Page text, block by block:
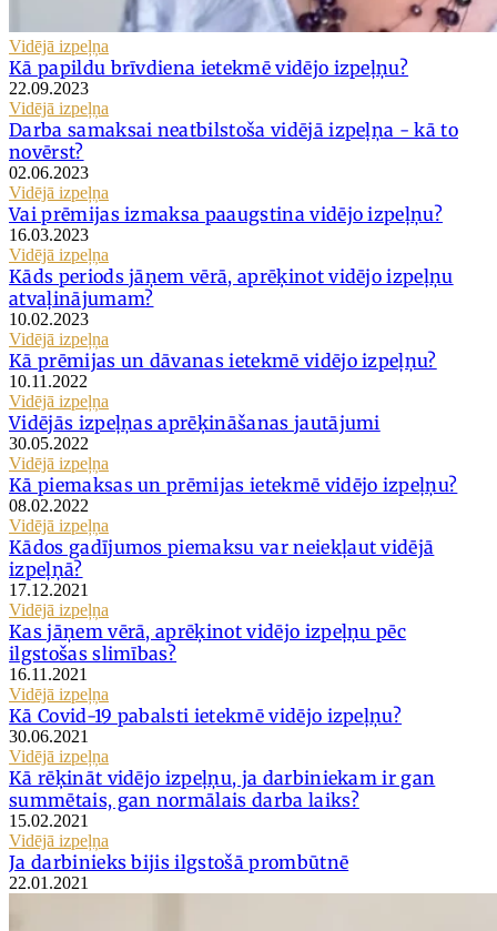
Vidējā izpeļņa
Kā papildu brīvdiena ietekmē vidējo izpeļņu?
22.09.2023
Vidējā izpeļņa
Darba samaksai neatbilstoša vidējā izpeļņa - kā to
novērst?
02.06.2023
Vidējā izpeļņa
Vai prēmijas izmaksa paaugstina vidējo izpeļņu?
16.03.2023
Vidējā izpeļņa
Kāds periods jāņem vērā, aprēķinot vidējo izpeļņu
atvaļinājumam?
10.02.2023
Vidējā izpeļņa
Kā prēmijas un dāvanas ietekmē vidējo izpeļņu?
10.11.2022
Vidējā izpeļņa
Vidējās izpeļņas aprēķināšanas jautājumi
30.05.2022
Vidējā izpeļņa
Kā piemaksas un prēmijas ietekmē vidējo izpeļņu?
08.02.2022
Vidējā izpeļņa
Kādos gadījumos piemaksu var neiekļaut vidējā
izpeļņā?
17.12.2021
Vidējā izpeļņa
Kas jāņem vērā, aprēķinot vidējo izpeļņu pēc
ilgstošas slimības?
16.11.2021
Vidējā izpeļņa
Kā Covid-19 pabalsti ietekmē vidējo izpeļņu?
30.06.2021
Vidējā izpeļņa
Kā rēķināt vidējo izpeļņu, ja darbiniekam ir gan
summētais, gan normālais darba laiks?
15.02.2021
Vidējā izpeļņa
Ja darbinieks bijis ilgstošā prombūtnē
22.01.2021